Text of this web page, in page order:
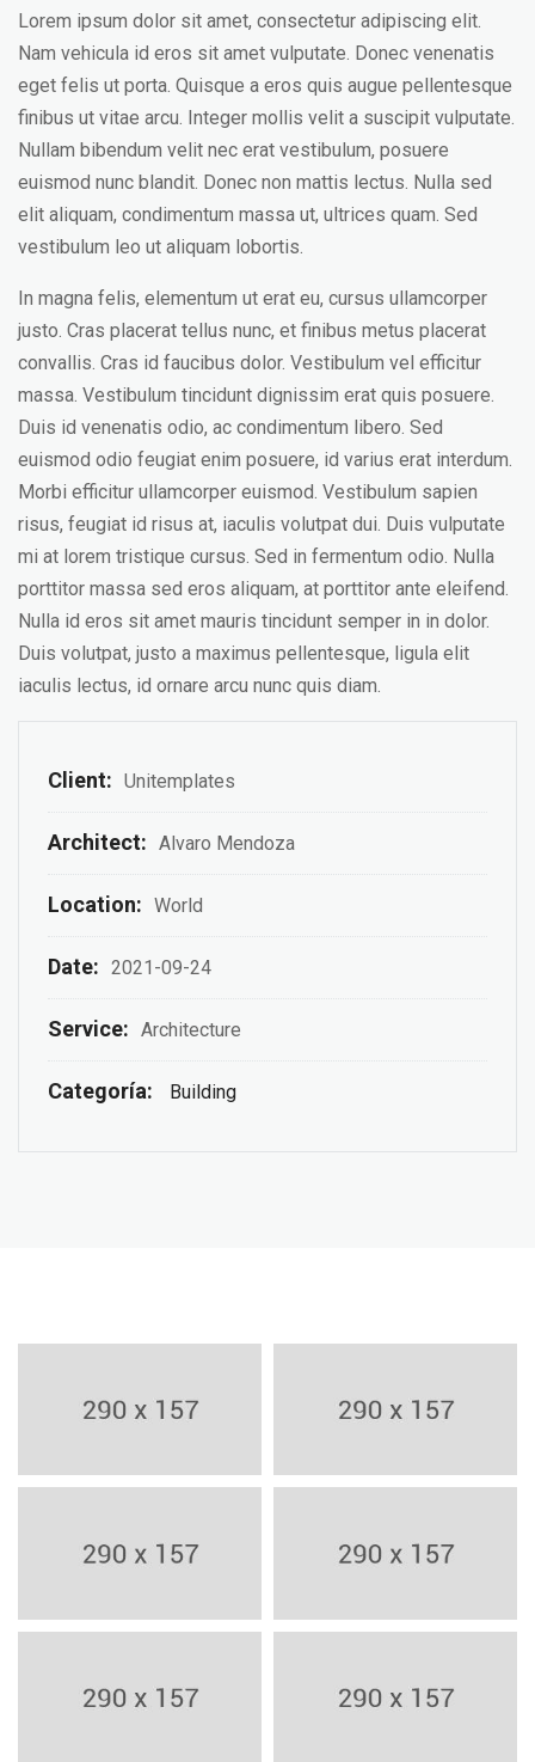
Lorem ipsum dolor sit amet, consectetur adipiscing elit.
Nam vehicula id eros sit amet vulputate. Donec venenatis
eget felis ut porta. Quisque a eros quis augue pellentesque
finibus ut vitae arcu. Integer mollis velit a suscipit vulputate.
Nullam bibendum velit nec erat vestibulum, posuere
euismod nunc blandit. Donec non mattis lectus. Nulla sed
elit aliquam, condimentum massa ut, ultrices quam. Sed
vestibulum leo ut aliquam lobortis.
In magna felis, elementum ut erat eu, cursus ullamcorper
justo. Cras placerat tellus nunc, et finibus metus placerat
convallis. Cras id faucibus dolor. Vestibulum vel efficitur
massa. Vestibulum tincidunt dignissim erat quis posuere.
Duis id venenatis odio, ac condimentum libero. Sed
euismod odio feugiat enim posuere, id varius erat interdum.
Morbi efficitur ullamcorper euismod. Vestibulum sapien
risus, feugiat id risus at, iaculis volutpat dui. Duis vulputate
mi at lorem tristique cursus. Sed in fermentum odio. Nulla
porttitor massa sed eros aliquam, at porttitor ante eleifend.
Nulla id eros sit amet mauris tincidunt semper in in dolor.
Duis volutpat, justo a maximus pellentesque, ligula elit
iaculis lectus, id ornare arcu nunc quis diam.
Client: Unitemplates
Architect: Alvaro Mendoza
Location: World
Date: 2021-09-24
Service: Architecture
Categoría: Building